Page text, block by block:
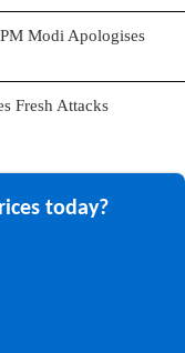
Modi Apologises
Fresh Attacks
today?